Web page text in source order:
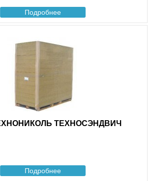
Подробнее
ТЕХНОСЭНДВИЧ
Подробнее